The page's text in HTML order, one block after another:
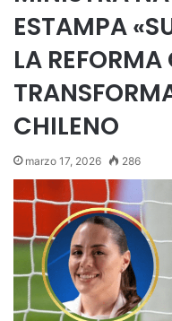
ESTAMPA
LA REFORMA
CHILENO
marzo 17, 2026 286